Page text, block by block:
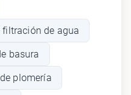
de agua
basura
plomería